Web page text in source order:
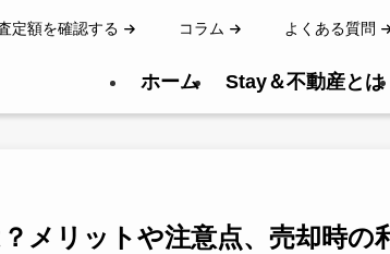
定額を確認する コラム よくある質問
ホーム Stay＆不動産とは
メリットや注意点、売却時の